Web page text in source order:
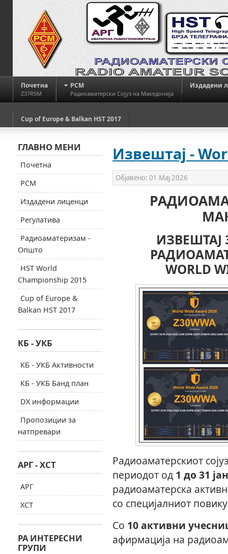
Почетна
Z37RSM
РСМ
Радиоаматерски Сојуз на Македонија
Издадени
Cup of Europe & Balkan HST 2017
Извештај -
Објавено: 01 Мај 2026
ИЗВЕШТАЈ
WORLD
Радиоаматерскиот
периодот од 1 до 31
радиоаматерска
со специјалниот
Со 10 активни
афирмација на
ГЛАВНО МЕНИ
Почетна
РСМ
Издадени лиценци
Регулатива
Радиоаматеризам -
Општо
HST World
Championship 2015
Cup of Europe &
Balkan HST 2017
КБ - УКБ
КБ - УКБ Активности
КБ - УКБ Банд план
DX информации
Пропозиции за
натпревари
АРГ - ХСТ
АРГ
ХСТ
РА ИНТЕРЕСНИ
ГРУПИ